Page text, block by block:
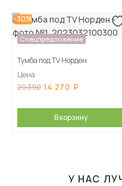
-30%
Спецпредложение
Тумба под TV Норден
Цена
20 390 14 270
В корзину
У НАС